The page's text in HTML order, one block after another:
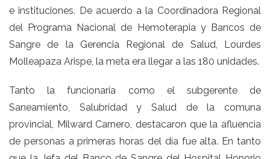
e instituciones. De acuerdo a la Coordinadora Regional
del Programa Nacional de Hemoterapia y Bancos de
Sangre de la Gerencia Regional de Salud, Lourdes
Molleapaza Arispe, la meta era llegar a las 180 unidades.
Tanto la funcionaria como el subgerente de
Saneamiento, Salubridad y Salud de la comuna
provincial, Milward Carnero, destacaron que la afluencia
de personas a primeras horas del día fue alta. En tanto